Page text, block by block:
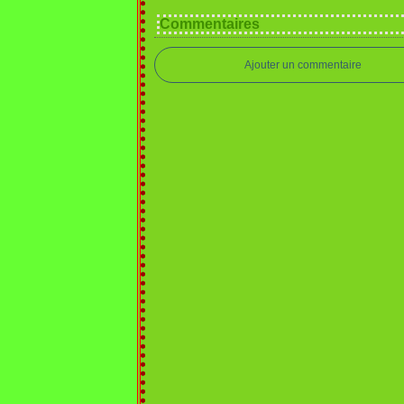
Commentaires
Ajouter un commentaire